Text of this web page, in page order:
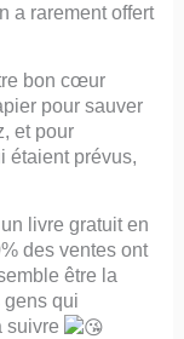
a rarement offert
bon cœur
pour sauver
et pour
étaient prévus,
livre gratuit en
des ventes ont
être la
gens qui
suivre